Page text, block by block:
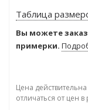
Таблица
Вы можете
примерки.
Цена
отличаться от цен